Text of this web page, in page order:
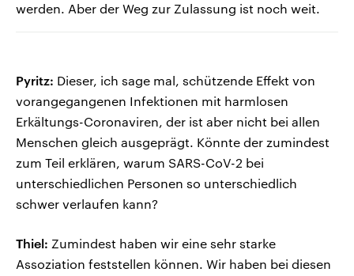
werden. Aber der Weg zur Zulassung ist noch weit.
Pyritz: Dieser, ich sage mal, schützende Effekt von
vorangegangenen Infektionen mit harmlosen
Erkältungs-Coronaviren, der ist aber nicht bei allen
Menschen gleich ausgeprägt. Könnte der zumindest
zum Teil erklären, warum SARS-CoV-2 bei
unterschiedlichen Personen so unterschiedlich
schwer verlaufen kann?
Thiel: Zumindest haben wir eine sehr starke
Assoziation feststellen können. Wir haben bei diesen